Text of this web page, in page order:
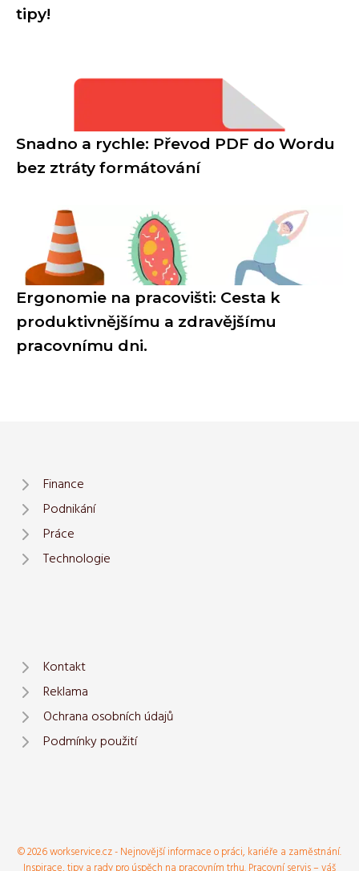
tipy!
Snadno a rychle: Převod PDF do Wordu
bez ztráty formátování
Ergonomie na pracovišti: Cesta k
produktivnějšímu a zdravějšímu
pracovnímu dni.
Finance
Podnikání
Práce
Technologie
Kontakt
Reklama
Ochrana osobních údajů
Podmínky použití
© 2026 workservice.cz - Nejnovější informace o práci, kariéře a zaměstnání.